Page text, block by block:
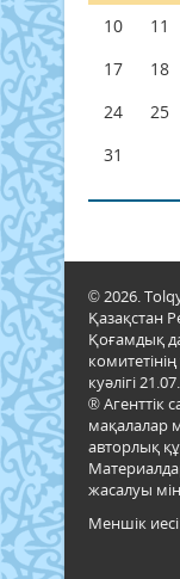
10
11
17
18
24
25
31
© 2026.
Қазақстан
Қоғамдық
куәлігі
® Агенттік
мақалалар
авторлық
жасалуы
Меншік